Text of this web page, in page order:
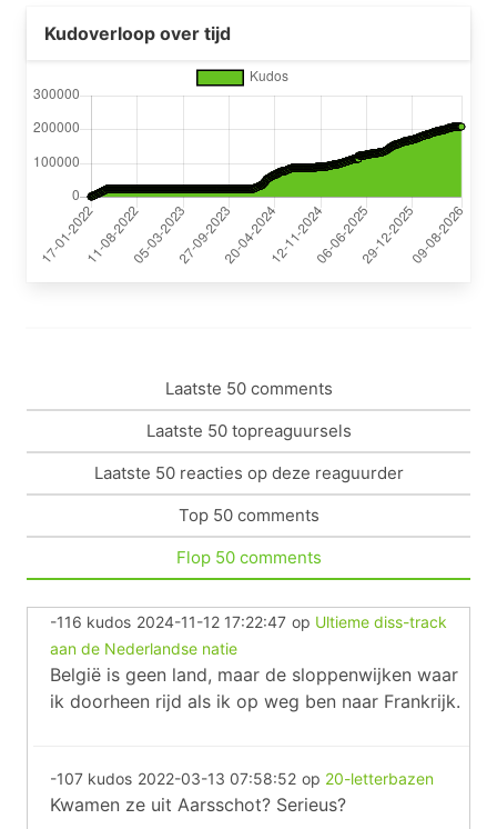
Kudoverloop over tijd
Laatste 50 comments
Laatste 50 topreaguursels
Laatste 50 reacties op deze reaguurder
Top 50 comments
Flop 50 comments
-116 kudos 2024-11-12 17:22:47 op Ultieme diss-track
aan de Nederlandse natie
België is geen land, maar de sloppenwijken waar
ik doorheen rijd als ik op weg ben naar Frankrijk.
-107 kudos 2022-03-13 07:58:52 op 20-letterbazen
Kwamen ze uit Aarsschot? Serieus?